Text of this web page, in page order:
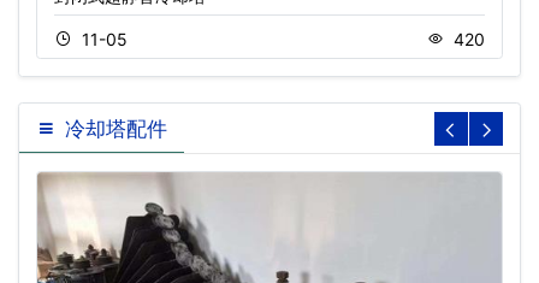
11-05 420
冷却塔配件